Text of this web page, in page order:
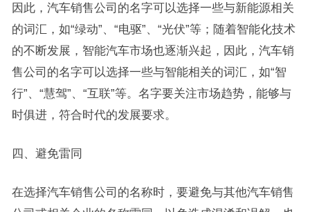
因此，汽车销售公司的名字可以选择一些与新能源相关
的词汇，如“绿动”、“电驱”、“光伏”等；随着智能化技术
的不断发展，智能汽车市场也逐渐兴起，因此，汽车销
售公司的名字可以选择一些与智能相关的词汇，如“智
行”、“慧驾”、“互联”等。名字要关注市场趋势，能够与
时俱进，符合时代的发展要求。
四、避免雷同
在选择汽车销售公司的名称时，要避免与其他汽车销售